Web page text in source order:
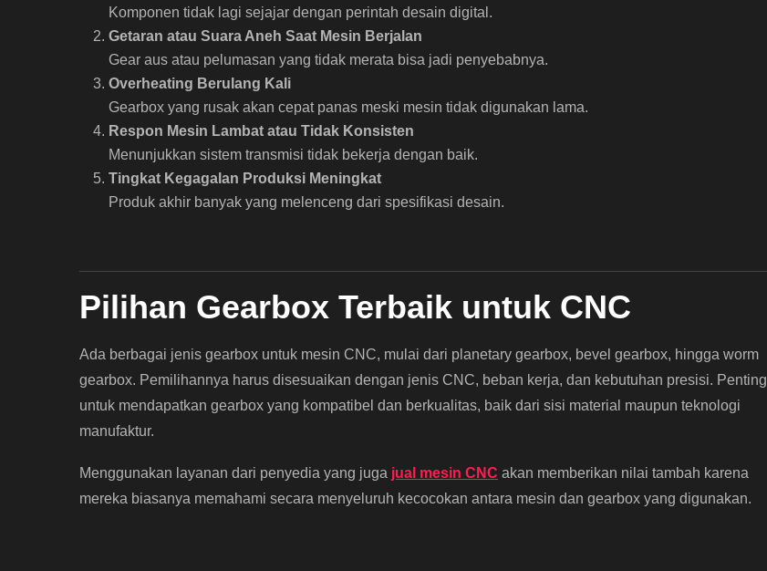
Komponen tidak lagi sejajar dengan perintah desain digital.
Getaran atau Suara Aneh Saat Mesin Berjalan
Gear aus atau pelumasan yang tidak merata bisa jadi penyebabnya.
Overheating Berulang Kali
Gearbox yang rusak akan cepat panas meski mesin tidak digunakan lama.
Respon Mesin Lambat atau Tidak Konsisten
Menunjukkan sistem transmisi tidak bekerja dengan baik.
Tingkat Kegagalan Produksi Meningkat
Produk akhir banyak yang melenceng dari spesifikasi desain.
Pilihan Gearbox Terbaik untuk CNC
Ada berbagai jenis gearbox untuk mesin CNC, mulai dari planetary gearbox, bevel gearbox, hingga worm
gearbox. Pemilihannya harus disesuaikan dengan jenis CNC, beban kerja, dan kebutuhan presisi. Penting
untuk mendapatkan gearbox yang kompatibel dan berkualitas, baik dari sisi material maupun teknologi
manufaktur.
Menggunakan layanan dari penyedia yang juga jual mesin CNC akan memberikan nilai tambah karena
mereka biasanya memahami secara menyeluruh kecocokan antara mesin dan gearbox yang digunakan.